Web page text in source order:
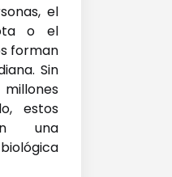
el
o el
forman
Sin
estos
una